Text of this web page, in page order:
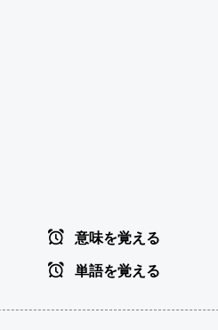
意味を覚える
単語を覚える